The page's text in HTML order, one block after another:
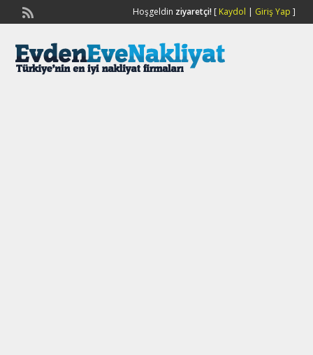
Hoşgeldin ziyaretçi![ Kaydol | Giriş Yap ]